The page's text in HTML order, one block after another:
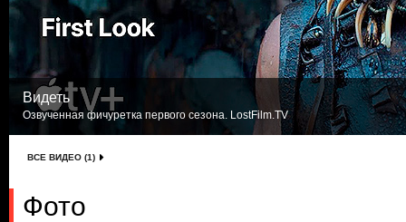
Видеть
Озвученная фичуретка первого сезона. LostFilm.TV
ВСЕ ВИДЕО (1)
Фото